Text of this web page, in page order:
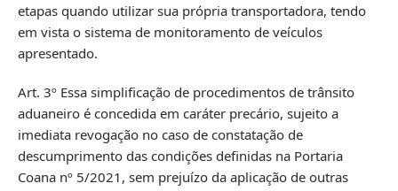
etapas quando utilizar sua própria transportadora, tendo
em vista o sistema de monitoramento de veículos
apresentado.
Art. 3º Essa simplificação de procedimentos de trânsito
aduaneiro é concedida em caráter precário, sujeito a
imediata revogação no caso de constatação de
descumprimento das condições definidas na Portaria
Coana nº 5/2021, sem prejuízo da aplicação de outras